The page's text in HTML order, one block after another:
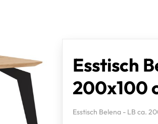
Esstisch
200x100
Esstisch Belena - LB ca.